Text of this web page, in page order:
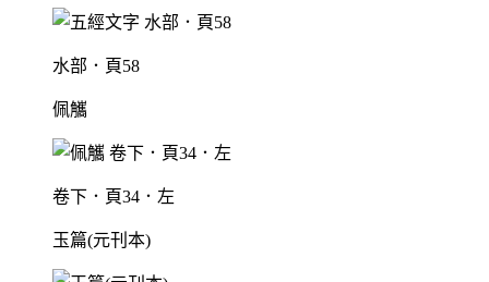
水部．頁58
佩觿
卷下．頁34．左
玉篇(元刊本)